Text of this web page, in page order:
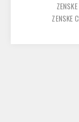
ZENSKE